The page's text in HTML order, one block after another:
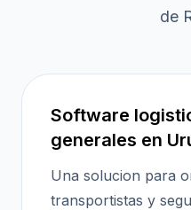
de
Software
generales en
Una solucion para
transportistas y